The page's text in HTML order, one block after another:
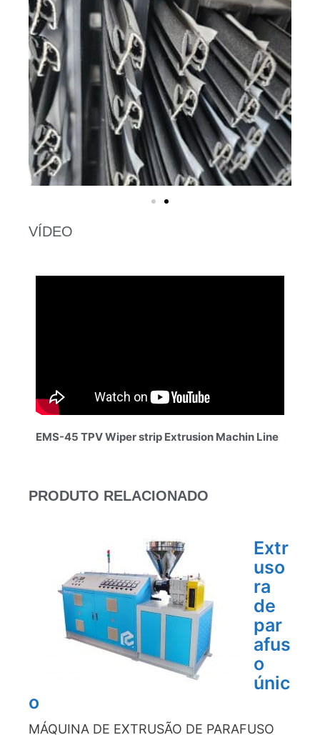
VÍDEO
EMS-45 TPV Wiper strip Extrusion Machin Line
PRODUTO RELACIONADO
Extr
uso
ra
de
par
afus
o
únic
o
MÁQUINA DE EXTRUSÃO DE PARAFUSO